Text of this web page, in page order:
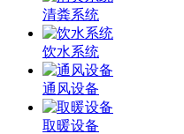
清粪系统
饮水系统
通风设备
取暖设备